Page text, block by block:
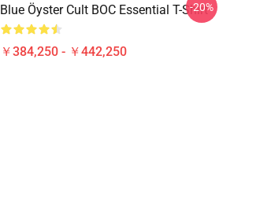
Blue Öyster Cult BOC Essential T-Shirt
￥384,250 - ￥442,250
-20%